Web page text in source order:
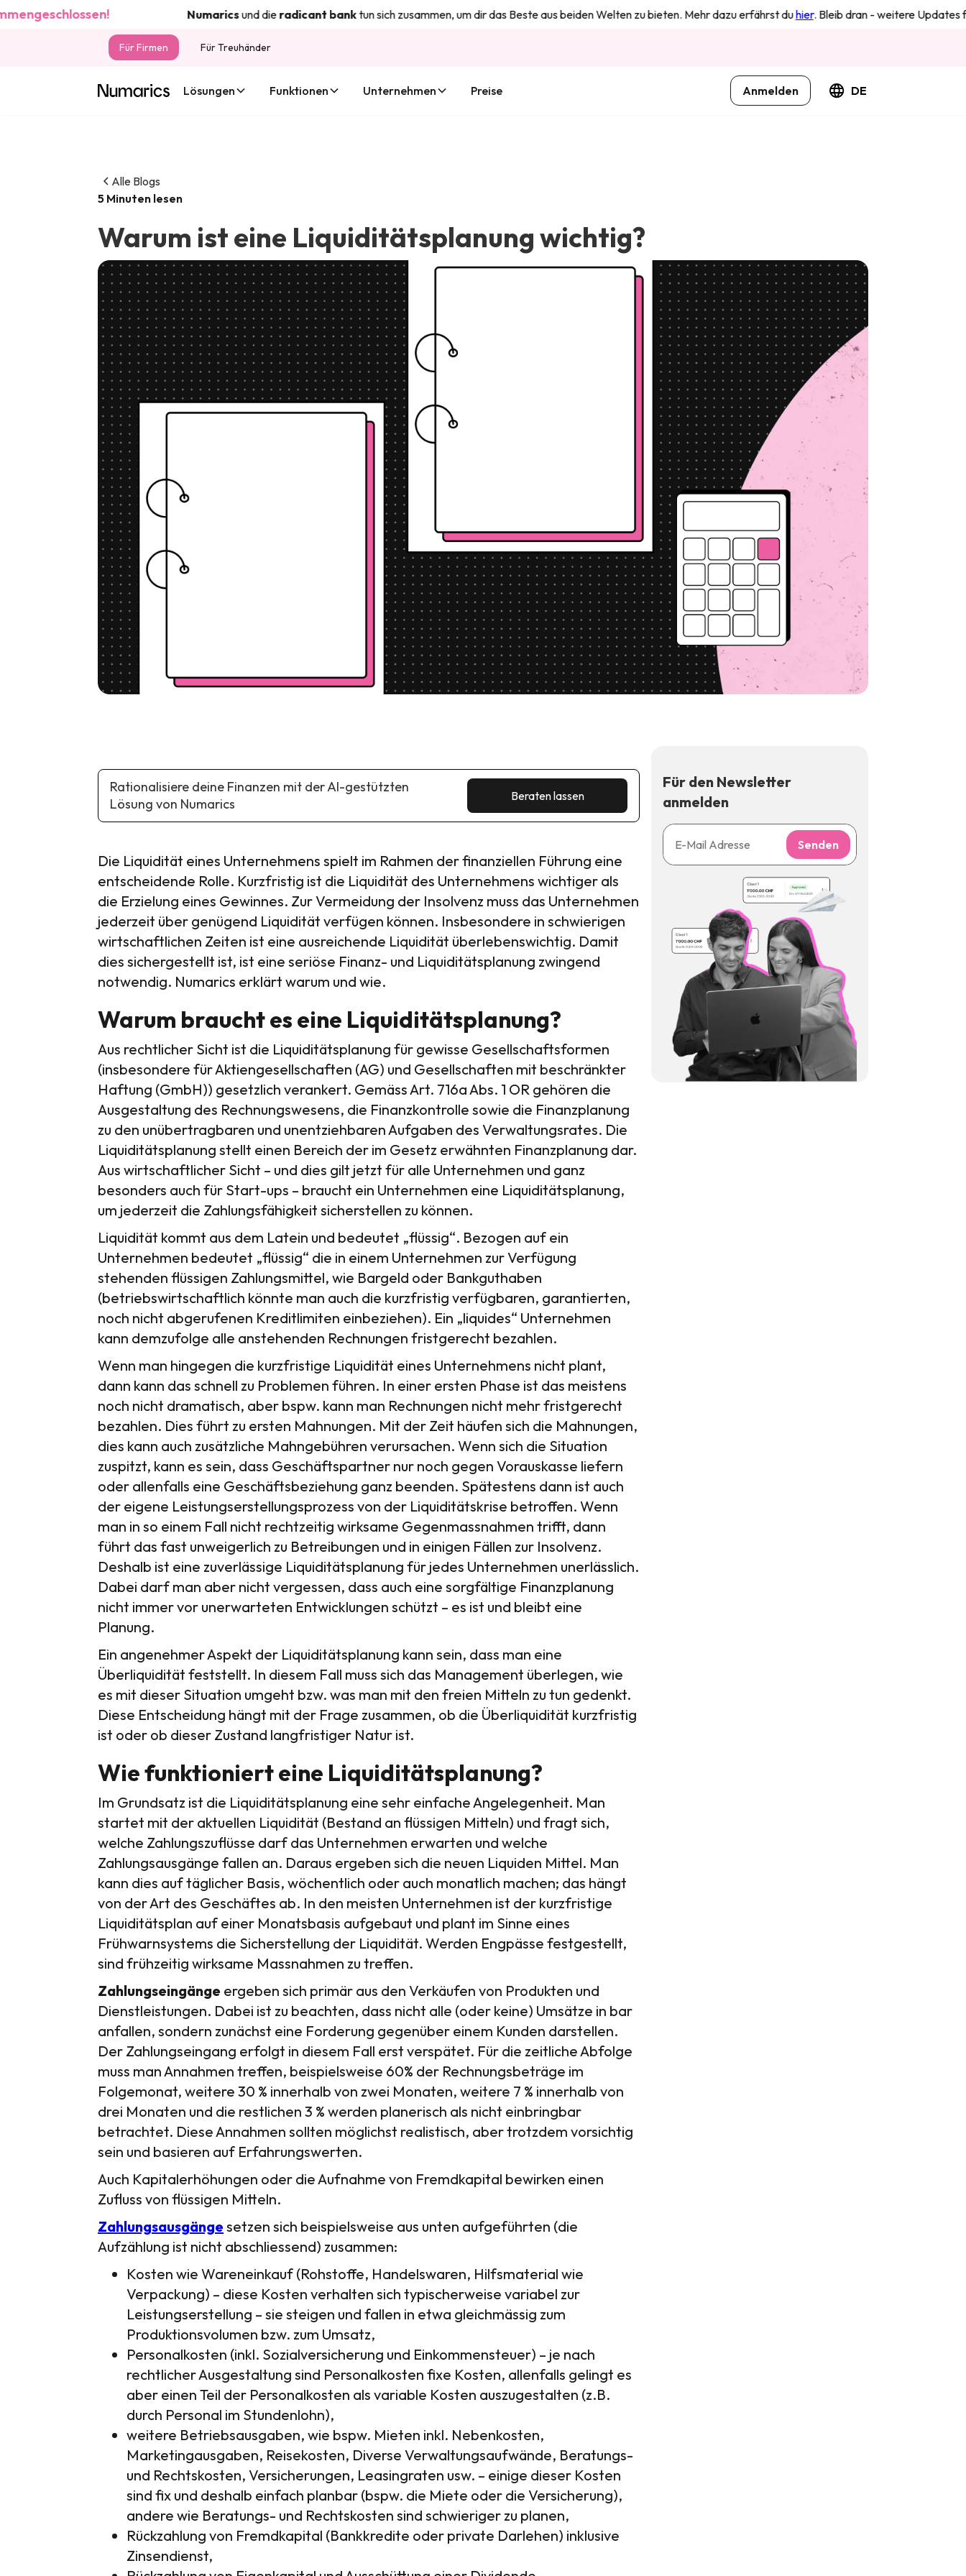
Numaricsund dieradicantbanktun sich zusammen, um dir das Beste aus beiden Welten zu bieten. Mehr dazu erfährst duhier. Bleib dran - weitere Updates folgen
Für Firmen Für Treuhänder
Lösungen Funktionen Unternehmen Preise Anmelden DE
Alle Blogs
5 Minuten lesen
Warum ist eine Liquiditätsplanung wichtig?
Rationalisiere deine Finanzen mit der AI-gestützten
Lösung von Numarics
Beraten lassen
Die Liquidität eines Unternehmens spielt im Rahmen der finanziellen Führung eine
entscheidende Rolle. Kurzfristig ist die Liquidität des Unternehmens wichtiger als
die Erzielung eines Gewinnes. Zur Vermeidung der Insolvenz muss das Unternehmen
jederzeit über genügend Liquidität verfügen können. Insbesondere in schwierigen
wirtschaftlichen Zeiten ist eine ausreichende Liquidität überlebenswichtig. Damit
dies sichergestellt ist, ist eine seriöse Finanz- und Liquiditätsplanung zwingend
notwendig. Numarics erklärt warum und wie.
Warum braucht es eine Liquiditätsplanung?
Aus rechtlicher Sicht ist die Liquiditätsplanung für gewisse Gesellschaftsformen
(insbesondere für Aktiengesellschaften (AG) und Gesellschaften mit beschränkter
Haftung (GmbH)) gesetzlich verankert. Gemäss Art. 716a Abs. 1 OR gehören die
Ausgestaltung des Rechnungswesens, die Finanzkontrolle sowie die Finanzplanung
zu den unübertragbaren und unentziehbaren Aufgaben des Verwaltungsrates. Die
Liquiditätsplanung stellt einen Bereich der im Gesetz erwähnten Finanzplanung dar.
Aus wirtschaftlicher Sicht – und dies gilt jetzt für alle Unternehmen und ganz
besonders auch für Start-ups – braucht ein Unternehmen eine Liquiditätsplanung,
um jederzeit die Zahlungsfähigkeit sicherstellen zu können.
Liquidität kommt aus dem Latein und bedeutet „flüssig“. Bezogen auf ein
Unternehmen bedeutet „flüssig“ die in einem Unternehmen zur Verfügung
stehenden flüssigen Zahlungsmittel, wie Bargeld oder Bankguthaben
(betriebswirtschaftlich könnte man auch die kurzfristig verfügbaren, garantierten,
noch nicht abgerufenen Kreditlimiten einbeziehen). Ein „liquides“ Unternehmen
kann demzufolge alle anstehenden Rechnungen fristgerecht bezahlen.
Wenn man hingegen die kurzfristige Liquidität eines Unternehmens nicht plant,
dann kann das schnell zu Problemen führen. In einer ersten Phase ist das meistens
noch nicht dramatisch, aber bspw. kann man Rechnungen nicht mehr fristgerecht
bezahlen. Dies führt zu ersten Mahnungen. Mit der Zeit häufen sich die Mahnungen,
dies kann auch zusätzliche Mahngebühren verursachen. Wenn sich die Situation
zuspitzt, kann es sein, dass Geschäftspartner nur noch gegen Vorauskasse liefern
oder allenfalls eine Geschäftsbeziehung ganz beenden. Spätestens dann ist auch
der eigene Leistungserstellungsprozess von der Liquiditätskrise betroffen. Wenn
man in so einem Fall nicht rechtzeitig wirksame Gegenmassnahmen trifft, dann
führt das fast unweigerlich zu Betreibungen und in einigen Fällen zur Insolvenz.
Deshalb ist eine zuverlässige Liquiditätsplanung für jedes Unternehmen unerlässlich.
Dabei darf man aber nicht vergessen, dass auch eine sorgfältige Finanzplanung
nicht immer vor unerwarteten Entwicklungen schützt – es ist und bleibt eine
Planung.
Ein angenehmer Aspekt der Liquiditätsplanung kann sein, dass man eine
Überliquidität feststellt. In diesem Fall muss sich das Management überlegen, wie
es mit dieser Situation umgeht bzw. was man mit den freien Mitteln zu tun gedenkt.
Diese Entscheidung hängt mit der Frage zusammen, ob die Überliquidität kurzfristig
ist oder ob dieser Zustand langfristiger Natur ist.
Wie funktioniert eine Liquiditätsplanung?
Im Grundsatz ist die Liquiditätsplanung eine sehr einfache Angelegenheit. Man
startet mit der aktuellen Liquidität (Bestand an flüssigen Mitteln) und fragt sich,
welche Zahlungszuflüsse darf das Unternehmen erwarten und welche
Zahlungsausgänge fallen an. Daraus ergeben sich die neuen Liquiden Mittel. Man
kann dies auf täglicher Basis, wöchentlich oder auch monatlich machen; das hängt
von der Art des Geschäftes ab. In den meisten Unternehmen ist der kurzfristige
Liquiditätsplan auf einer Monatsbasis aufgebaut und plant im Sinne eines
Frühwarnsystems die Sicherstellung der Liquidität. Werden Engpässe festgestellt,
sind frühzeitig wirksame Massnahmen zu treffen.
Zahlungseingänge ergeben sich primär aus den Verkäufen von Produkten und
Dienstleistungen. Dabei ist zu beachten, dass nicht alle (oder keine) Umsätze in bar
anfallen, sondern zunächst eine Forderung gegenüber einem Kunden darstellen.
Der Zahlungseingang erfolgt in diesem Fall erst verspätet. Für die zeitliche Abfolge
muss man Annahmen treffen, beispielsweise 60% der Rechnungsbeträge im
Folgemonat, weitere 30 % innerhalb von zwei Monaten, weitere 7 % innerhalb von
drei Monaten und die restlichen 3 % werden planerisch als nicht einbringbar
betrachtet. Diese Annahmen sollten möglichst realistisch, aber trotzdem vorsichtig
sein und basieren auf Erfahrungswerten.
Auch Kapitalerhöhungen oder die Aufnahme von Fremdkapital bewirken einen
Zufluss von flüssigen Mitteln.
Zahlungsausgänge setzen sich beispielsweise aus unten aufgeführten (die
Aufzählung ist nicht abschliessend) zusammen:
Kosten wie Wareneinkauf (Rohstoffe, Handelswaren, Hilfsmaterial wie
Verpackung) – diese Kosten verhalten sich typischerweise variabel zur
Leistungserstellung – sie steigen und fallen in etwa gleichmässig zum
Produktionsvolumen bzw. zum Umsatz,
Personalkosten (inkl. Sozialversicherung und Einkommensteuer) – je nach
rechtlicher Ausgestaltung sind Personalkosten fixe Kosten, allenfalls gelingt es
aber einen Teil der Personalkosten als variable Kosten auszugestalten (z.B.
durch Personal im Stundenlohn),
weitere Betriebsausgaben, wie bspw. Mieten inkl. Nebenkosten,
Marketingausgaben, Reisekosten, Diverse Verwaltungsaufwände, Beratungs-
und Rechtskosten, Versicherungen, Leasingraten usw. – einige dieser Kosten
sind fix und deshalb einfach planbar (bspw. die Miete oder die Versicherung),
andere wie Beratungs- und Rechtskosten sind schwieriger zu planen,
Rückzahlung von Fremdkapital (Bankkredite oder private Darlehen) inklusive
Zinsendienst,
Für den Newsletter
anmelden
Senden